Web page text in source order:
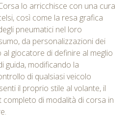
lo arricchisce con una cura
così come la resa grafica
pneumatici nel loro
da personalizzazioni dei
giocatore di definire al meglio
guida, modificando la
di qualsiasi veicolo
il proprio stile al volante, il
di modalità di corsa in